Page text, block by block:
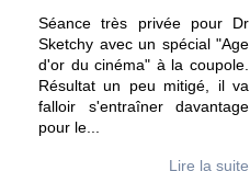
Séance très privée pour Dr
Sketchy avec un spécial "Age
d'or du cinéma" à la coupole.
Résultat un peu mitigé, il va
falloir s'entraîner davantage
pour le
Lire la suite